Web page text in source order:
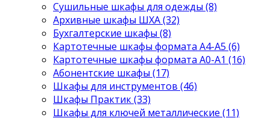
Сушильные шкафы для одежды (8)
Архивные шкафы ШХА (32)
Бухгалтерские шкафы (8)
Картотечные шкафы формата А4-А5 (6)
Картотечные шкафы формата А0-А1 (16)
Абонентские шкафы (17)
Шкафы для инструментов (46)
Шкафы Практик (33)
Шкафы для ключей металлические (11)